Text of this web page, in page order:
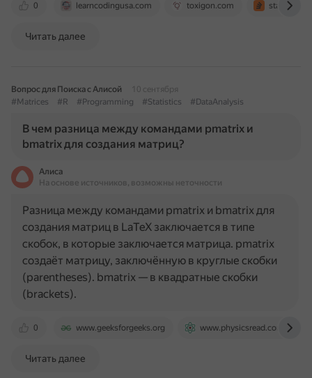
0 learncodingusa.com toxigon.com
Читать далее
Вопрос для Поиска с Алисой
10 сентября
#Matrices
#R #Programming #Statistics #DataAnalysis
В чем разница между командами pmatrix и
bmatrix для создания матриц?
Алиса
На основе источников, возможны неточности
0 www.geeksforgeeks.org www.physicsread.com
Разница между командами pmatrix и bmatrix для
создания матриц в LaTeX заключается в типе
скобок, в которые заключается матрица. pmatrix
создаёт матрицу, заключённую в круглые скобки
(parentheses). bmatrix — в квадратные скобки
(brackets).
Читать далее